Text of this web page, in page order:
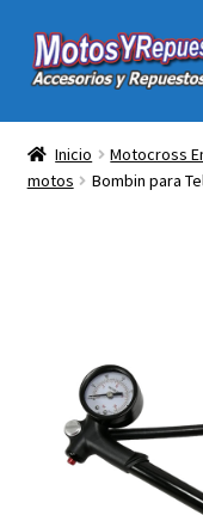
Ir
a
Ir
al
Acc y Rep Motocross
Electronica Para
Herramientas Para
Ropa para
Tienda Física
Inicio Motocross
motos
Bombin para